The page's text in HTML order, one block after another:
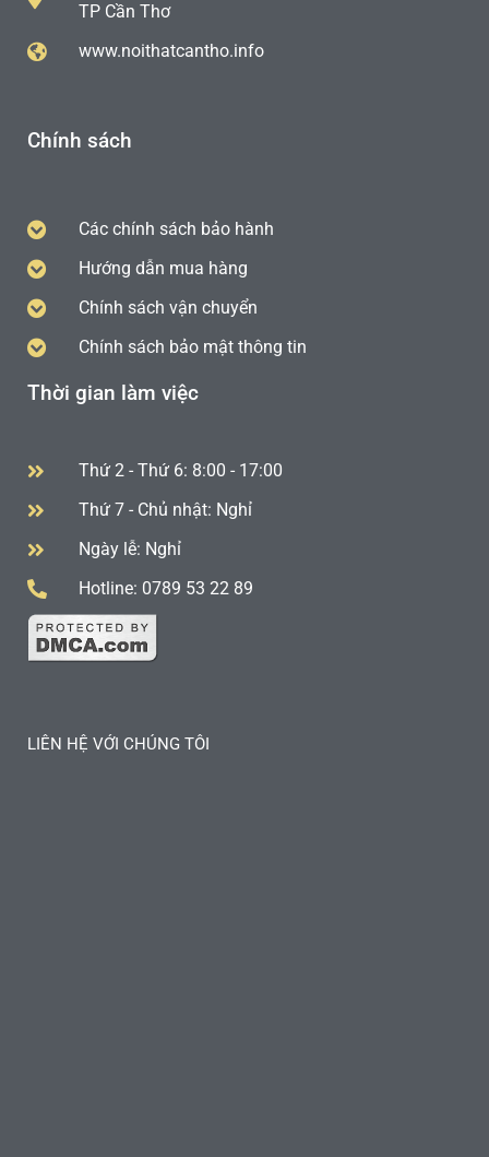
TP Cần Thơ
www.noithatcantho.info
Chính sách
Các chính sách bảo hành
Hướng dẫn mua hàng
Chính sách vận chuyển
Chính sách bảo mật thông tin
Thời gian làm việc
Thứ 2 - Thứ 6: 8:00 - 17:00
Thứ 7 - Chủ nhật: Nghỉ
Ngày lễ: Nghỉ
Hotline: 0789 53 22 89
LIÊN HỆ VỚI CHÚNG TÔI